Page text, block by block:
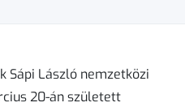
Sápi László nemzetközi
20-án született